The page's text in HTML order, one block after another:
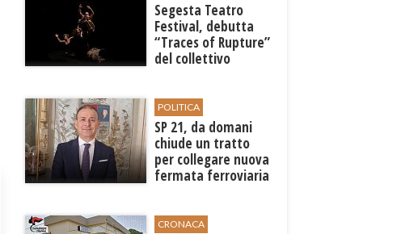
Segesta Teatro
Festival, debutta
“Traces of Rupture”
del collettivo
POLITICA
SP 21, da domani
chiude un tratto
per collegare nuova
fermata ferroviaria
CRONACA